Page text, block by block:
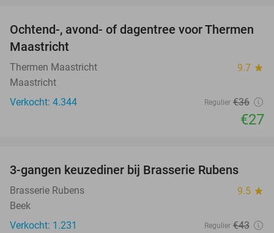
25%
Ochtend-, avond- of dagentree voor Thermen
Maastricht
Thermen Maastricht 9.7 star
Maastricht
Verkocht: 4.344
Regulier €36
€27
42%
3-gangen keuzediner bij Brasserie Rubens
Brasserie Rubens 9.5 star
Beek
Verkocht: 1.231
Regulier €43